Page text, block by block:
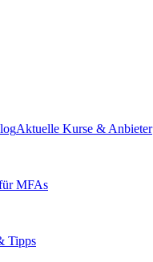
Aktuelle Kurse & Anbieter
MFAs
Tipps